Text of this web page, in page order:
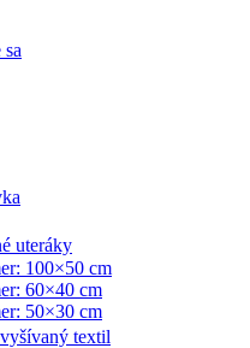
uteráky
100×50 cm
60×40 cm
50×30 cm
textil